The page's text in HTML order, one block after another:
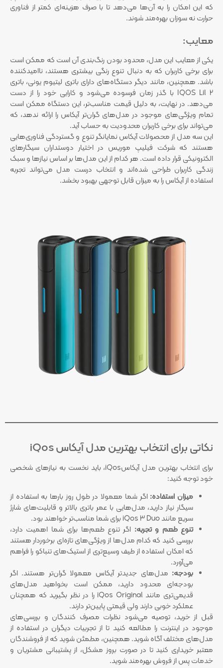
که این امکان را به آن‌ها می‌دهد تا با صرف هزینه‌ای کمتر از فناوری
حرارت نه سوزان بهره‌مند شوند.
معایب:
یکی از معایب این مدل، محدود بودن رنگ‌بندی آن است که ممکن است
برای برخی کاربران که به دنبال تنوع رنگی بیشتری هستند، ناامیدکننده
باشد. همچنین، مانند دیگر دستگاه‌های دارای باتری لیتیوم یونی، باتری
IQOS Lil 2 با گذر زمان فرسوده می‌شود و کارایی خود را از دست
می‌دهد. در نهایت، به دلیل قیمت مناسب‌تر، این دستگاه ممکن است
تمام ویژگی‌های موجود در مدل‌های گران‌تر آیکاس را ارائه ندهد، که
می‌تواند برای برخی کاربران محدودیت به حساب آید.
این سه مدل از محصولات آیکاس نمایانگر تنوع و گستردگی فناوری‌هایی
هستند که شرکت فیلیپ موریس در اختیار دوستداران سیگارهای
الکترونیکی قرار داده است. هر کدام از این مدل‌ها بر اساس نیازها و سبک
زندگی کاربران طراحی شده‌اند و انتخاب درست مدل می‌تواند تجربه
استفاده از آیکاس را به میزان قابل توجهی بهبود بخشد.
نکاتی برای انتخاب بهترین مدل آیکاس iQos
برای انتخاب بهترین مدل آیکاسiQos، باید نخست به نیازهای شخصی
خود توجه کنید:
میزان استفاده: اگر شما معمولا در طول روز بارها به استفاده از
سیگار نیاز دارید، مدل‌هایی با عمر باتری بالاتر و قابلیت‌های شارژ
سریع مانند iQos 3 Duo برای شما مناسب‌تر خواهند بود.
تنوع طعم و تجربه: اگر تنوع طعم‌ها برای شما اهمیت دارد،
بررسی کنید که کدام مدل‌ها از ویژگی‌های تازه‌ای برخوردار هستند
که امکان استفاده از طیف وسیع‌تری از استیک‌های تنباکو را فراهم
می‌آورد.
بودجه: مدل‌های جدیدتر آیکاس معمولا گران‌تر هستند. اگر
بودجه‌ای محدود دارید، ممکن است بخواهید مدل‌های
قدیمی‌تری مانند iQos Original را در نظر بگیرید که همچنان
عملکرد خوبی دارند ولی قیمتی پایین‌تر دارند.
قبل از خرید، توصیه می‌شود نظرات مصرف کنندگان و بررسی‌های
موجود در اینترنت را مطالعه کنید تا از تجربیات دیگران در استفاده از
مدل‌های مختلف آگاه شوید. همچنین، مطمئن شوید که از فروشندگان
معتبر خریداری کنید تا در صورت بروز مشکل، از پشتیبانی مشتریان و
خدمات پس از فروش بهره‌مند شوید.